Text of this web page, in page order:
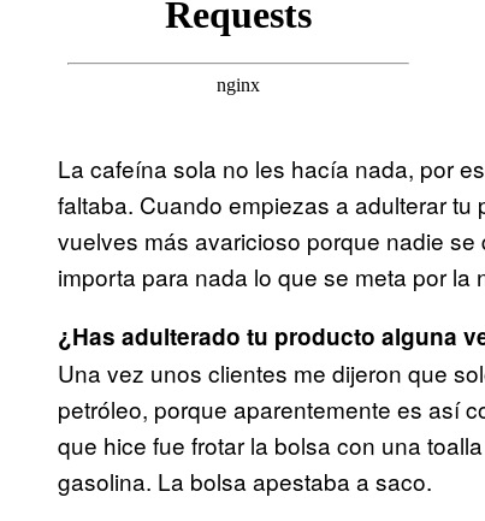
La cafeína sola no les hacía nada, por
faltaba. Cuando empiezas a adulterar
vuelves más avaricioso porque nadie
importa para nada lo que se meta por la
¿Has adulterado tu producto alguna
Una vez unos clientes me dijeron que
petróleo, porque aparentemente es así
que hice fue frotar la bolsa con una
gasolina. La bolsa apestaba a saco.